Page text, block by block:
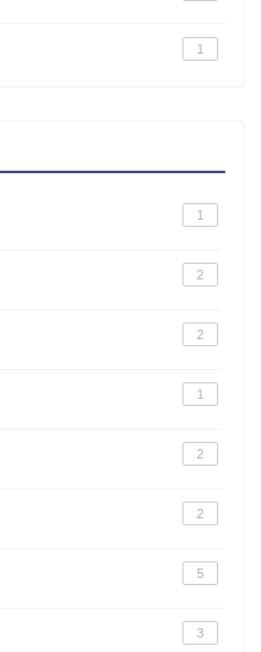
1
1
2
2
1
2
2
5
3